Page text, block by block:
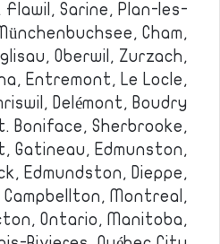
Flawil, Sarine, Plan-les-
Cham,
Oberwil, Zurzach,
Entremont, Le Locle,
Delémont, Boudry.
Boniface, Sherbrooke,
Gatineau, Edmunston,
Edmundston, Dieppe,
Montreal,
Ontario, Manitoba,